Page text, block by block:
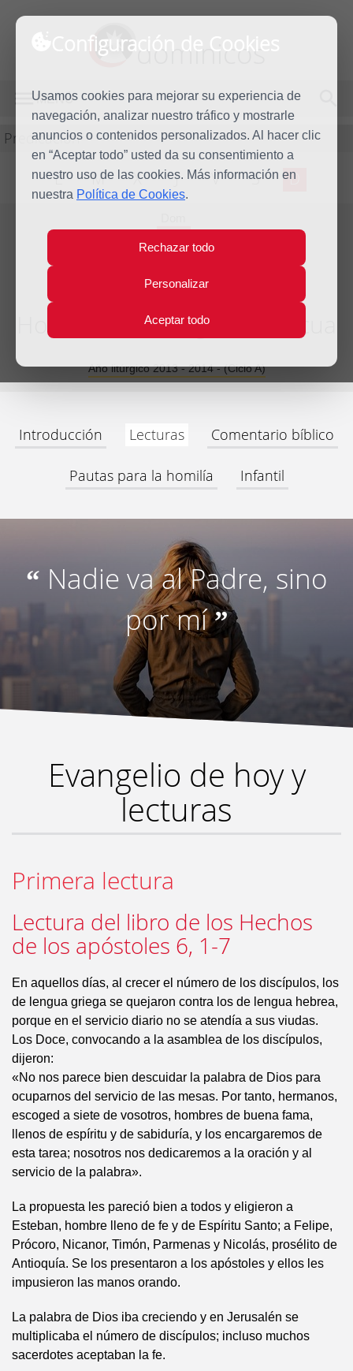
Configuración de Cookies
Usamos cookies para mejorar su experiencia de
navegación, analizar nuestro tráfico y mostrarle
anuncios o contenidos personalizados. Al hacer clic
en “Aceptar todo” usted da su consentimiento a
nuestro uso de las cookies. Más información en
nuestra Política de Cookies.
Rechazar todo
Personalizar
Aceptar todo
dominicos
MENÚ
Predicación
L M X J V S D
18
May
Homilía V Domingo de Pascua
Año litúrgico 2013 - 2014 - (Ciclo A)
Introducción Lecturas Comentario bíblico
Pautas para la homilía Infantil
“ Nadie va al Padre, sino
por mí”
Evangelio de hoy y
lecturas
Primera lectura
Lectura del libro de los Hechos
de los apóstoles 6, 1-7
En aquellos días, al crecer el número de los discípulos, los
de lengua griega se quejaron contra los de lengua hebrea,
porque en el servicio diario no se atendía a sus viudas.
Los Doce, convocando a la asamblea de los discípulos,
dijeron:
«No nos parece bien descuidar la palabra de Dios para
ocuparnos del servicio de las mesas. Por tanto, hermanos,
escoged a siete de vosotros, hombres de buena fama,
llenos de espíritu y de sabiduría, y los encargaremos de
esta tarea; nosotros nos dedicaremos a la oración y al
servicio de la palabra».
La propuesta les pareció bien a todos y eligieron a
Esteban, hombre lleno de fe y de Espíritu Santo; a Felipe,
Prócoro, Nicanor, Timón, Parmenas y Nicolás, prosélito de
Antioquía. Se los presentaron a los apóstoles y ellos les
impusieron las manos orando.
La palabra de Dios iba creciendo y en Jerusalén se
multiplicaba el número de discípulos; incluso muchos
sacerdotes aceptaban la fe.